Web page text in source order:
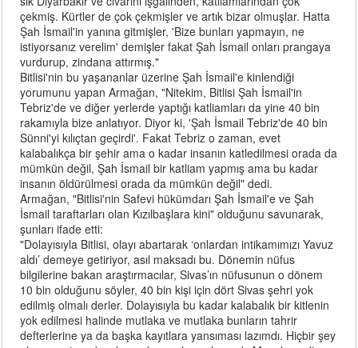
çekmiş. Kürtler de çok çekmişler ve artık bizar olmuşlar. Hatta
Şah İsmail'in yanına gitmişler, 'Bize bunları yapmayın, ne
istiyorsanız verelim' demişler fakat Şah İsmail onları prangaya
vurdurup, zindana attırmış."
Bitlisi'nin bu yaşananlar üzerine Şah İsmail'e kinlendiği
yorumunu yapan Armağan, "Nitekim, Bitlisi Şah İsmail'in
Tebriz'de ve diğer yerlerde yaptığı katliamları da yine 40 bin
rakamıyla bize anlatıyor. Diyor ki, 'Şah İsmail Tebriz'de 40 bin
Sünni'yi kılıçtan geçirdi'. Fakat Tebriz o zaman, evet
kalabalıkça bir şehir ama o kadar insanın katledilmesi orada da
mümkün değil, Şah İsmail bir katliam yapmış ama bu kadar
insanın öldürülmesi orada da mümkün değil" dedi.
Armağan, "Bitlisi'nin Safevi hükümdarı Şah İsmail'e ve Şah
İsmail taraftarları olan Kızılbaşlara kini" olduğunu savunarak,
şunları ifade etti:
"Dolayısıyla Bitlisi, olayı abartarak ‘onlardan intikamımızı Yavuz
aldı’ demeye getiriyor, asıl maksadı bu. Dönemin nüfus
bilgilerine bakan araştırmacılar, Sivas’ın nüfusunun o dönem
10 bin olduğunu söyler, 40 bin kişi için dört Sivas şehri yok
edilmiş olmalı derler. Dolayısıyla bu kadar kalabalık bir kitlenin
yok edilmesi halinde mutlaka ve mutlaka bunların tahrir
defterlerine ya da başka kayıtlara yansıması lazımdı. Hiçbir şey